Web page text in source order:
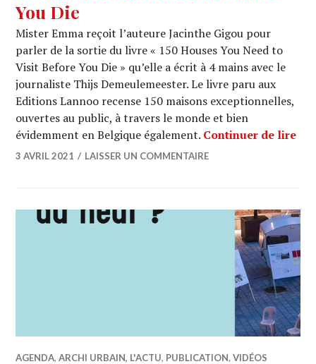
You Die
Mister Emma reçoit l’auteure Jacinthe Gigou pour
parler de la sortie du livre « 150 Houses You Need to
Visit Before You Die » qu’elle a écrit à 4 mains avec le
journaliste Thijs Demeulemeester. Le livre paru aux
Editions Lannoo recense 150 maisons exceptionnelles,
ouvertes au public, à travers le monde et bien
évidemment en Belgique également. Continuer de lire
3 AVRIL 2021 LAISSER UN COMMENTAIRE
AGENDA,ARCHI URBAIN, L'ACTU, PUBLICATION,VIDÉOS